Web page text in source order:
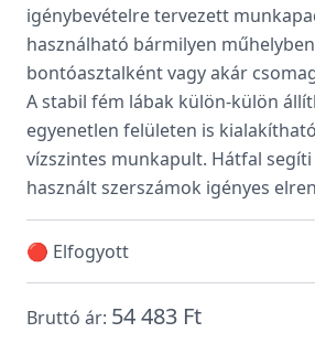
igénybevételre tervezett
használható bármilyen
bontóasztalként vagy akár
A stabil fém lábak külön-külön
egyenetlen felületen is
vízszintes munkapult. Hátfal
használt szerszámok igényes
🔴 Elfogyott
Bruttó ár: 54 483 Ft